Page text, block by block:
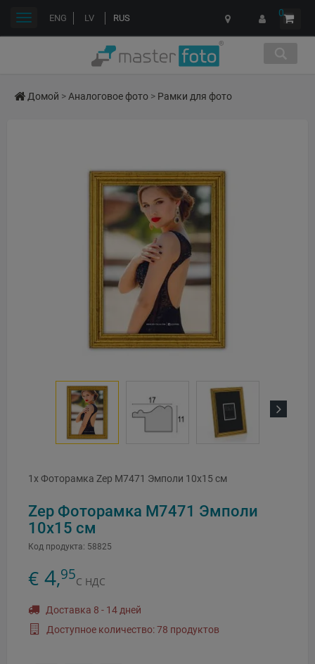
ENG LV RUS 0
Переключить
Домой >Аналоговое фото > Рамки для фото
1x Фоторамка Zep M7471 Эмполи 10x15 см
Zep Фоторамка M7471 Эмполи
10x15 см
Код продукта: 58825
€ 4,95С НДС
Доставка 8 - 14 дней
Доступное количество: 78 продуктов